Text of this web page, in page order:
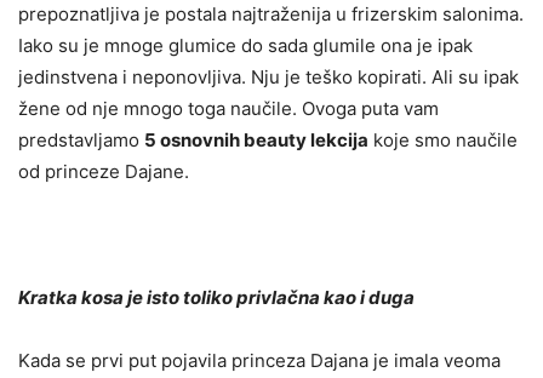
prepoznatljiva je postala najtraženija u frizerskim salonima.
Iako su je mnoge glumice do sada glumile ona je ipak
jedinstvena i neponovljiva. Nju je teško kopirati. Ali su ipak
žene od nje mnogo toga naučile. Ovoga puta vam
predstavljamo 5 osnovnih beauty lekcija koje smo naučile
od princeze Dajane.
Kratka kosa je isto toliko privlačna kao i duga
Kada se prvi put pojavila princeza Dajana je imala veoma